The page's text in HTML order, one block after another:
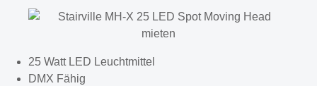
25 Watt LED Leuchtmittel
DMX Fähig